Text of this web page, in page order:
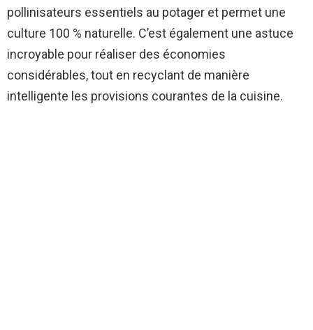
pollinisateurs essentiels au potager et permet une
culture 100 % naturelle. C’est également une astuce
incroyable pour réaliser des économies
considérables, tout en recyclant de manière
intelligente les provisions courantes de la cuisine.